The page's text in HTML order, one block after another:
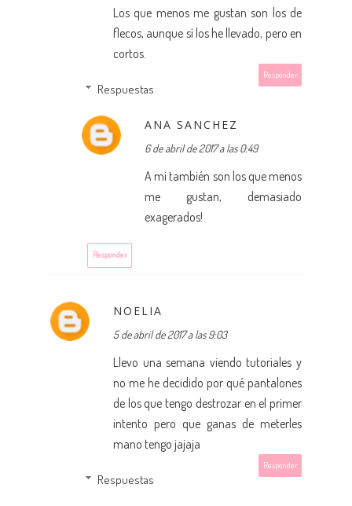
Los que menos me gustan son los de
flecos, aunque sí los he llevado, pero en
cortos.
Responder
Respuestas
ANA SANCHEZ
6 de abril de 2017 a las 0:49
A mi también son los que menos
me gustan, demasiado
exagerados!
Responder
NOELIA
5 de abril de 2017 a las 9:03
Llevo una semana viendo tutoriales y
no me he decidido por qué pantalones
de los que tengo destrozar en el primer
intento pero que ganas de meterles
mano tengo jajaja
Responder
Respuestas